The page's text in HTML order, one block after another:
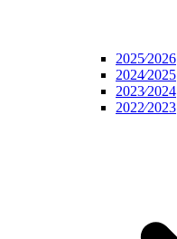
2025⁄2026
2024⁄2025
2023⁄2024
2022⁄2023